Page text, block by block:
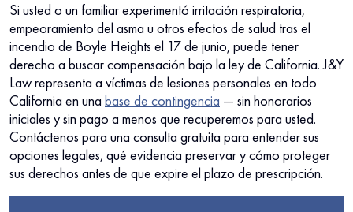
Si usted o un familiar experimentó irritación respiratoria,
empeoramiento del asma u otros efectos de salud tras el
incendio de Boyle Heights el 17 de junio, puede tener
derecho a buscar compensación bajo la ley de California. J&Y
Law representa a víctimas de lesiones personales en todo
California en una base de contingencia — sin honorarios
iniciales y sin pago a menos que recuperemos para usted.
Contáctenos para una consulta gratuita para entender sus
opciones legales, qué evidencia preservar y cómo proteger
sus derechos antes de que expire el plazo de prescripción.